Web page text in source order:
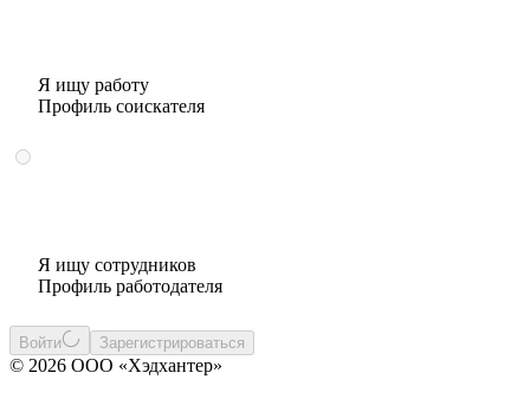
Я ищу работу
Профиль соискателя
Я ищу сотрудников
Профиль работодателя
Войти Зарегистрироваться
© 2026 ООО «Хэдхантер»